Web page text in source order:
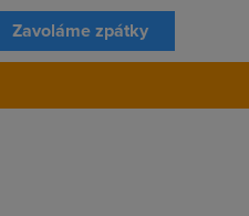
Zavoláme zpátky